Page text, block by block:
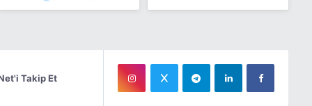
Takip Et